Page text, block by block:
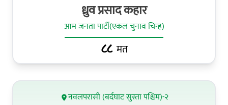
ध्रुव प्रसाद कहार
आम जनता पार्टी(एकल चुनाव चिन्ह)
८८मत
नवलपरासी (बर्दघाट सुस्ता पश्चिम)-२